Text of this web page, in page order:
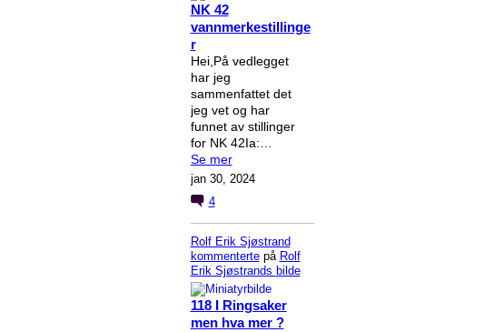
NK 42
vannmerkestillinge
r
Hei,På vedlegget
har jeg
sammenfattet det
jeg vet og har
funnet av stillinger
for NK 42Ia:…
Se mer
jan 30, 2024
4
Rolf Erik Sjøstrand
kommentertepå Rolf
Erik Sjøstrands bilde
118 I Ringsaker
men hva mer ?